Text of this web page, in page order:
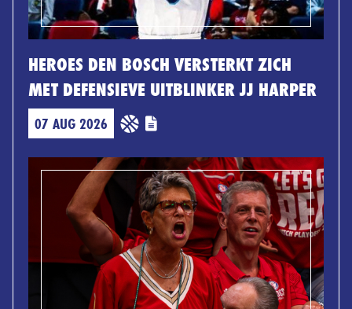
HEROES DEN BOSCH VERSTERKT ZICH
MET DEFENSIEVE UITBLINKER JJ HARPER
07 AUG 2026